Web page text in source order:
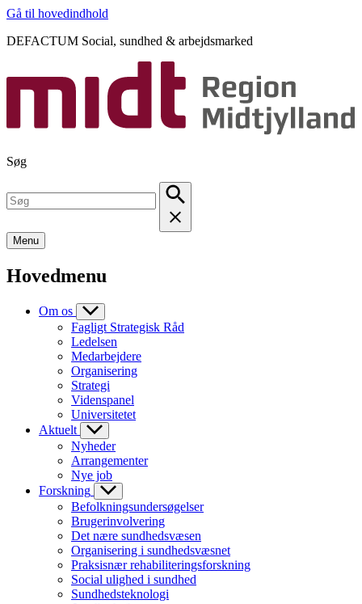
Gå til hovedindhold
DEFACTUM Social, sundhed & arbejdsmarked
Søg
Menu
Hovedmenu
Om os
Fagligt Strategisk Råd
Ledelsen
Medarbejdere
Organisering
Strategi
Videnspanel
Universitetet
Aktuelt
Nyheder
Arrangementer
Nye job
Forskning
Befolkningsundersøgelser
Brugerinvolvering
Det nære sundhedsvæsen
Organisering i sundhedsvæsnet
Praksisnær rehabiliteringsforskning
Social ulighed i sundhed
Sundhedsteknologi